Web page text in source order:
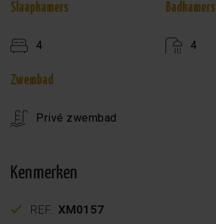
Slaapkamers
4
Badkamers
4
Zwembad
Privé zwembad
Kenmerken
REF.: XM0157